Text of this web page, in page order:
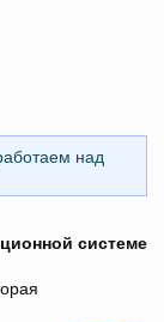
над
системе